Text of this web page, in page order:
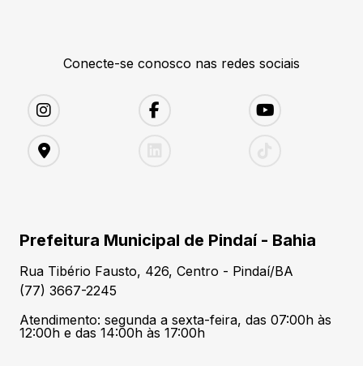
Conecte-se conosco nas redes sociais
Prefeitura Municipal de Pindaí - Bahia
Rua Tibério Fausto, 426, Centro - Pindaí/BA
(77) 3667-2245
Atendimento: segunda a sexta-feira, das 07:00h às
12:00h e das 14:00h às 17:00h